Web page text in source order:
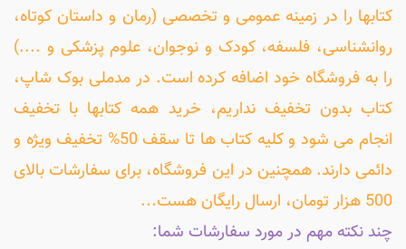
کتابها را در زمینه عمومی و تخصصی (رمان و داستان کوتاه،
روانشناسی، فلسفه، کودک و نوجوان، علوم پزشکی و ....)
را به فروشگاه خود اضافه کرده است. در مدملی بوک شاپ،
کتاب بدون تخفیف نداریم، خرید همه کتابها با تخفیف
انجام می شود و کلیه کتاب ها تا سقف 50% تخفیف ویژه و
دائمی دارند. همچنین در این فروشگاه، برای سفارشات بالای
500 هزار تومان، ارسال رایگان هست...
چند نکته مهم در مورد سفارشات شما: